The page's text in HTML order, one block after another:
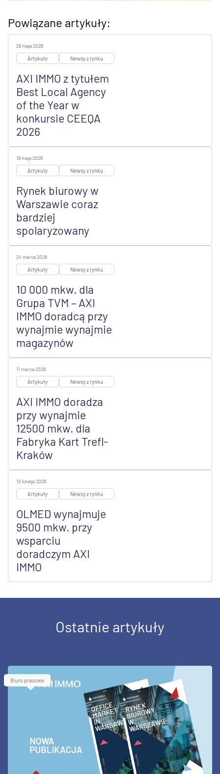
Powiązane artykuły:
29 maja 2026
Artykuły Newsy z rynku
AXI IMMO z tytułem
Best Local Agency
of the Year w
konkursie CEEQA
2026
18 maja 2026
Artykuły Newsy z rynku
Rynek biurowy w
Warszawie coraz
bardziej
spolaryzowany
24 marca 2026
Artykuły Newsy z rynku
10 000 mkw. dla
Grupa TVM – AXI
IMMO doradcą przy
wynajmie wynajmie
magazynów
11 marca 2026
Artykuły Newsy z rynku
AXI IMMO doradza
przy wynajmie
12500 mkw. dla
Fabryka Kart Trefl-
Kraków
10 lutego 2026
Artykuły Newsy z rynku
OLMED wynajmuje
9500 mkw. przy
wsparciu
doradczym AXI
IMMO
Ostatnie artykuły
Biuro prasowe